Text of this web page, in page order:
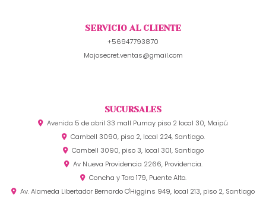
SERVICIO AL CLIENTE
+56947793870
Majosecret.ventas@gmail.com
SUCURSALES
Avenida 5 de abril 33 mall Pumay piso 2 local 30, Maipú
Cambell 3090, piso 2, local 224, Santiago.
Cambell 3090, piso 3, local 301, Santiago
Av Nueva Providencia 2266, Providencia.
Concha y Toro 179, Puente Alto.
Av. Alameda Libertador Bernardo O'Higgins 949, local 213, piso 2, Santiago